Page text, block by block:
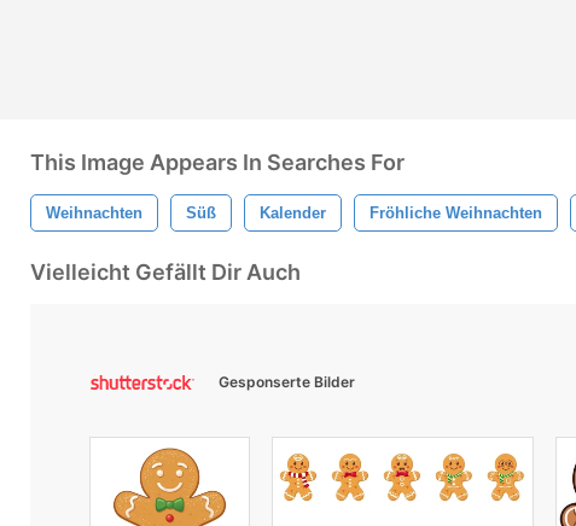
This Image Appears In Searches For
Weihnachten Süß Kalender Fröhliche Weihnachten
Vielleicht Gefällt Dir Auch
Gesponserte Bilder